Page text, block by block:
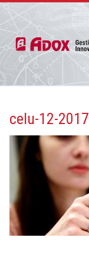
info@adox.com.ar
celu-12-2017